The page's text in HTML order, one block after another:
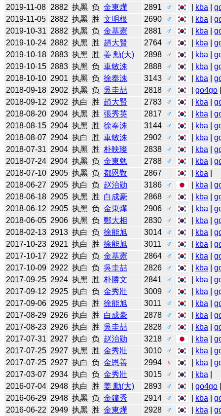
2019-11-08 2882 执黑 负 金東燁 2891 ♂ kba |
2019-11-05 2882 执黑 胜 文明根 2690 ♂ kba |
2019-10-31 2882 执黑 负 金基憲 2881 ♂ kba |
2019-10-24 2882 执黑 胜 趙大賢 2764 ♂ kba |
2019-10-18 2883 执黑 胜 姜 勳(大) 2898 ♂ kba |
2019-10-15 2883 执黑 负 車敏洙 2888 ♂ kba |
2018-10-10 2901 执黑 负 徐奉洙 3143 ♂ kba |
2018-09-18 2902 执黑 负 吳圭喆 2818 ♂ |go4go
2018-09-12 2902 执白 胜 趙大賢 2783 ♂ kba |
2018-08-20 2904 执黑 胜 張秀英 2817 ♂ kba |
2018-08-15 2904 执黑 胜 徐奉洙 3144 ♂ kba |
2018-08-07 2904 执白 胜 車敏洙 2902 ♂ kba |
2018-07-31 2904 执黑 胜 朴映璨 2838 ♂ kba |
2018-07-24 2904 执黑 负 金東勉 2788 ♂ kba |
2018-07-10 2905 执黑 负 都恩敎 2867 kba
2018-06-27 2905 执白 负 赵治勋 3186 ♂ kba |
2018-06-18 2905 执黑 胜 白成豪 2868 ♂ kba |
2018-06-12 2905 执黑 负 金東燁 2906 ♂ kba |
2018-06-05 2906 执黑 负 鄭大相 2830 ♂ kba |
2018-02-13 2913 执白 负 徐能旭 3014 ♂ kba |
2017-10-23 2921 执白 胜 徐能旭 3011 ♂ kba |
2017-10-17 2922 执白 负 金基憲 2864 ♂ kba |
2017-10-09 2922 执白 负 吳圭喆 2826 ♂ kba |
2017-09-25 2924 执黑 胜 朴勝文 2841 ♂ kba |
2017-09-12 2925 执白 负 金秀壯 3009 ♂ kba |
2017-09-06 2925 执白 胜 徐能旭 3011 ♂ kba |
2017-08-29 2926 执白 胜 白成豪 2878 ♂ kba |
2017-08-23 2926 执白 胜 吳圭喆 2828 ♂ kba |
2017-07-31 2927 执白 负 赵治勋 3218 ♂ kba |
2017-07-25 2927 执黑 胜 金秀壯 3010 ♂ kba |
2017-07-25 2927 执白 负 金恩善 2994 ♀ kba |
2017-03-07 2934 执白 负 金秀壯 3015 ♂ kba
2016-07-04 2948 执白 胜 姜 勳(大) 2893 ♂ |go4go
2016-06-29 2948 执黑 负 金鐘秀 2914 ♂ kba |
2016-06-22 2949 执黑 胜 金東燁 2928 ♂ kba |